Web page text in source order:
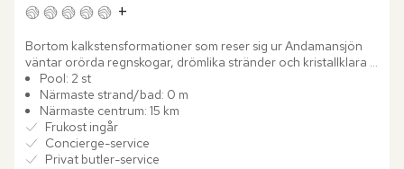
+
Bortom kalkstensformationer som reser sig ur Andamansjön
väntar orörda regnskogar, drömlika stränder och kristallklara
vattenfall – ett dolt paradis vid Krabis förtrollande kust....
Pool: 2 st
Närmaste strand/bad: 0 m
Närmaste centrum: 15 km
Frukost ingår
Concierge-service
Privat butler-service